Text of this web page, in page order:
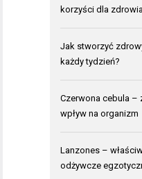
korzyści dla zdrowia
Jak stworzyć
każdy tydzień?
Czerwona cebula –
wpływ na organizm
Lanzones –
odżywcze